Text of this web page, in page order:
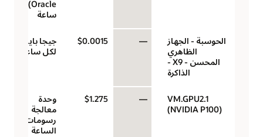
ساعة
الحوسبة - الجهاز
الظاهري
المحسن - X9 -
الذاكرة
—
$0.0015
جيجا بايت
لكل ساعة
VM.GPU2.1
(NVIDIA P100)
—
$1.275
وحدة
معالجة
رسومات في
الساعة